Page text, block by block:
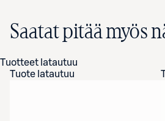
Saatat pitää myös
Tuotteet latautuu
Tuote latautuu